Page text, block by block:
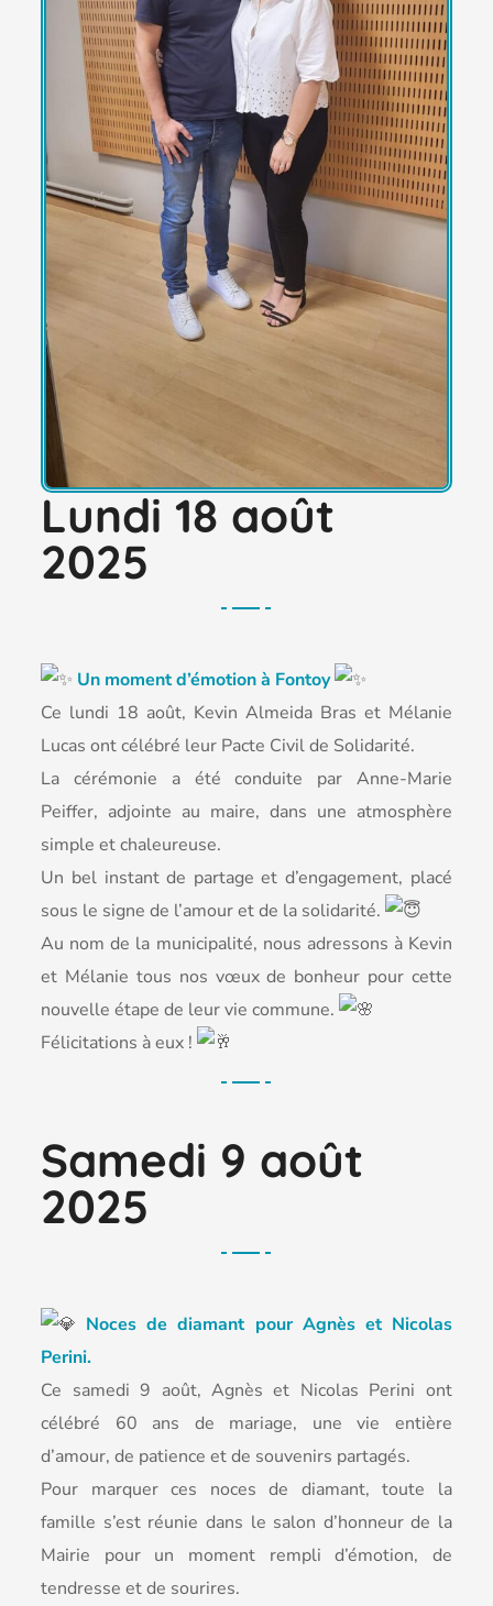
Lundi 18 août
2025
Un moment d’émotion à Fontoy
Ce lundi 18 août, Kevin Almeida Bras et Mélanie
Lucas ont célébré leur Pacte Civil de Solidarité.
La cérémonie a été conduite par Anne-Marie
Peiffer, adjointe au maire, dans une atmosphère
simple et chaleureuse.
Un bel instant de partage et d’engagement, placé
sous le signe de l’amour et de la solidarité.
Au nom de la municipalité, nous adressons à Kevin
et Mélanie tous nos vœux de bonheur pour cette
nouvelle étape de leur vie commune.
Félicitations à eux !
Samedi 9 août
2025
Noces de diamant pour Agnès et Nicolas
Perini.
Ce samedi 9 août, Agnès et Nicolas Perini ont
célébré 60 ans de mariage, une vie entière
d’amour, de patience et de souvenirs partagés.
Pour marquer ces noces de diamant, toute la
famille s’est réunie dans le salon d’honneur de la
Mairie pour un moment rempli d’émotion, de
tendresse et de sourires.